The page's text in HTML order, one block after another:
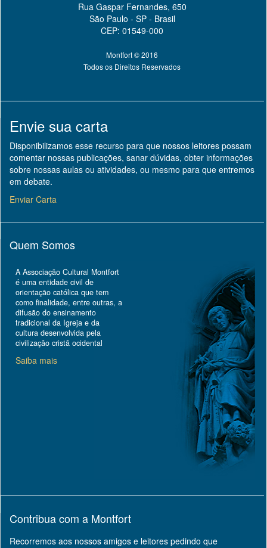
Rua Gaspar Fernandes, 650
São Paulo - SP - Brasil
CEP: 01549-000
Montfort © 2016
Todos os Direitos Reservados
Envie sua carta
Disponibilizamos esse recurso para que nossos leitores possam
comentar nossas publicações, sanar dúvidas, obter informações
sobre nossas aulas ou atividades, ou mesmo para que entremos
em debate.
Enviar Carta
Quem Somos
A Associação Cultural Montfort
é uma entidade civil de
orientação católica que tem
como finalidade, entre outras, a
difusão do ensinamento
tradicional da Igreja e da
cultura desenvolvida pela
civilização cristã ocidental
Saiba mais
Contribua com a Montfort
Recorremos aos nossos amigos e leitores pedindo que